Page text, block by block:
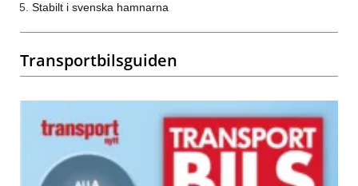
Stabilt i svenska hamnarna
Transportbilsguiden